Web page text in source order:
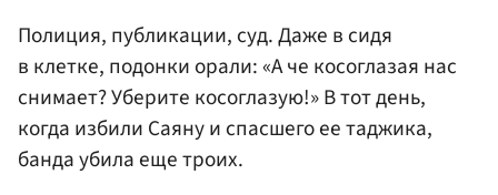
Полиция, публикации, суд. Даже в сидя
в клетке, подонки орали: «А че косоглазая нас
снимает? Уберите косоглазую!» В тот день,
когда избили Саяну и спасшего ее таджика,
банда убила еще троих.